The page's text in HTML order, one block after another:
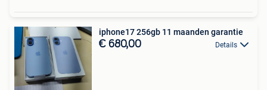
iphone17 256gb 11 maanden garantie
€ 680,00 Details